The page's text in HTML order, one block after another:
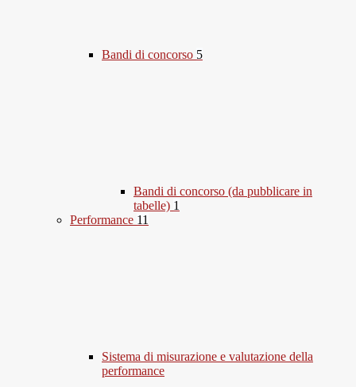
Bandi di concorso 5
Bandi di concorso (da pubblicare in
tabelle) 1
Performance 11
Sistema di misurazione e valutazione della
performance